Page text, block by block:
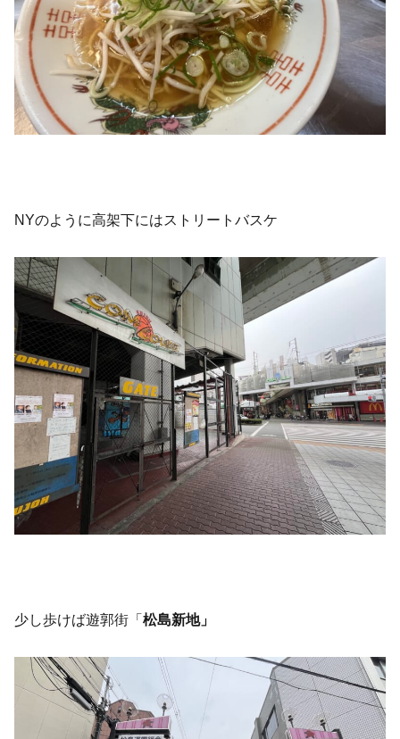
NYのように高架下にはストリートバスケ
少し歩けば遊郭街「松島新地」